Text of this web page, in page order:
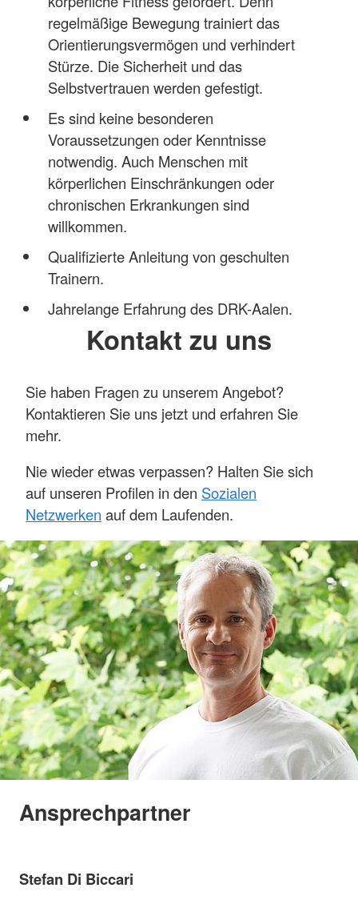
regelmäßige Bewegung trainiert das
Orientierungsvermögen und verhindert
Stürze. Die Sicherheit und das
Selbstvertrauen werden gefestigt.
Es sind keine besonderen
Voraussetzungen oder Kenntnisse
notwendig. Auch Menschen mit
körperlichen Einschränkungen oder
chronischen Erkrankungen sind
willkommen.
Qualifizierte Anleitung von geschulten
Trainern.
Jahrelange Erfahrung des DRK-Aalen.
Kontakt zu uns
Sie haben Fragen zu unserem Angebot?
Kontaktieren Sie uns jetzt und erfahren Sie
mehr.
Nie wieder etwas verpassen? Halten Sie sich
auf unseren Profilen in den Sozialen
Netzwerken auf dem Laufenden.
Ansprechpartner
Stefan Di Biccari